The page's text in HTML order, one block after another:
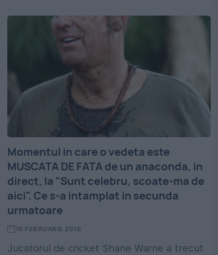
Momentul in care o vedeta este
MUSCATA DE FATA de un anaconda, in
direct, la "Sunt celebru, scoate-ma de
aici". Ce s-a intamplat in secunda
urmatoare
19 FEBRUARIE 2016
Jucatorul de cricket Shane Warne a trecut